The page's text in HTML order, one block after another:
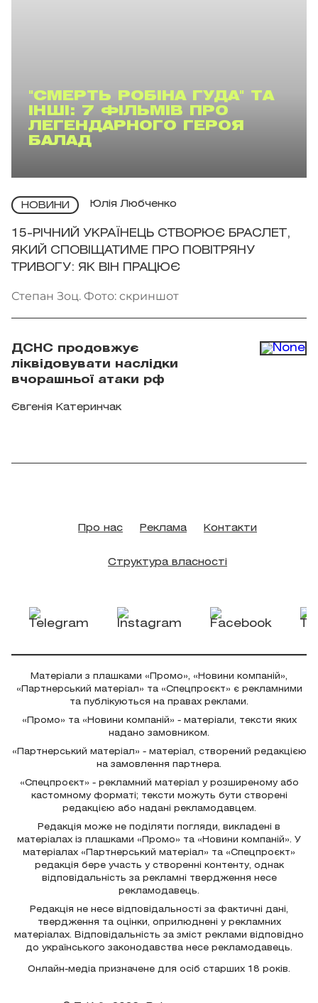
"СМЕРТЬ РОБІНА ГУДА" ТА
ІНШІ: 7 ФІЛЬМІВ ПРО
ЛЕГЕНДАРНОГО ГЕРОЯ
БАЛАД
НОВИНИ Юлія Любченко
15-РІЧНИЙ УКРАЇНЕЦЬ СТВОРЮЄ БРАСЛЕТ,
ЯКИЙ СПОВІЩАТИМЕ ПРО ПОВІТРЯНУ
ТРИВОГУ: ЯК ВІН ПРАЦЮЄ
Степан Зоц. Фото: скриншот
ДСНС продовжує
ліквідовувати наслідки
вчорашньої атаки рф
Євгенія Катеринчак
Про нас Реклама Контакти
Структура власності
Матеріали з плашками «Промо», «Новини компаній»,
«Партнерський матеріал» та «Спецпроєкт» є рекламними
та публікуються на правах реклами.
«Промо» та «Новини компаній» - матеріали, тексти яких
надано замовником.
«Партнерський матеріал» - матеріал, створений редакцією
на замовлення партнера.
«Спецпроєкт» - рекламний матеріал у розширеному або
кастомному форматі; тексти можуть бути створені
редакцією або надані рекламодавцем.
Редакція може не поділяти погляди, викладені в
матеріалах із плашками «Промо» та «Новини компаній». У
матеріалах «Партнерський матеріал» та «Спецпроєкт»
редакція бере участь у створенні контенту, однак
відповідальність за рекламні твердження несе
рекламодавець.
Редакція не несе відповідальності за фактичні дані,
твердження та оцінки, оприлюднені у рекламних
матеріалах. Відповідальність за зміст реклами відповідно
до українського законодавства несе рекламодавець.
Онлайн-медіа призначене для осіб старших 18 років.